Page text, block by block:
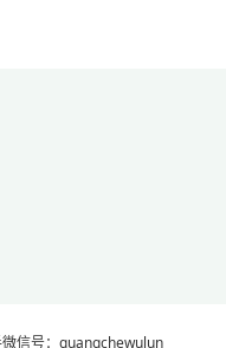
信号：guangchewulun